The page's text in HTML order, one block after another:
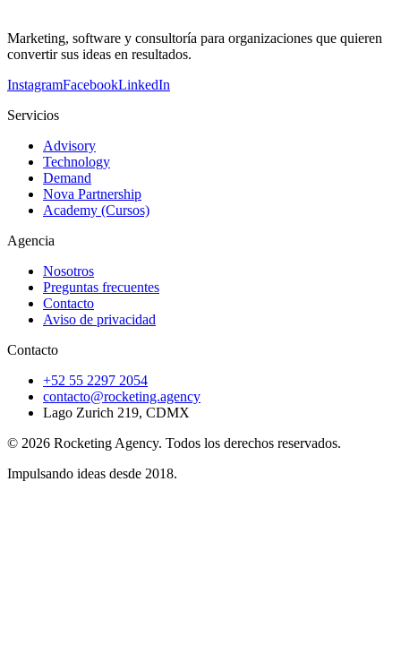
Marketing, software y consultoría para organizaciones que quieren
convertir sus ideas en resultados.
InstagramFacebookLinkedIn
Servicios
Advisory
Technology
Demand
Nova Partnership
Academy (Cursos)
Agencia
Nosotros
Preguntas frecuentes
Contacto
Aviso de privacidad
Contacto
+52 55 2297 2054
contacto@rocketing.agency
Lago Zurich 219, CDMX
© 2026 Rocketing Agency. Todos los derechos reservados.
Impulsando ideas desde 2018.